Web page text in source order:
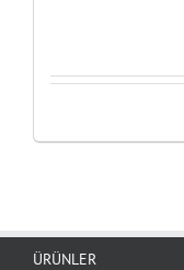
ÜRÜNLER